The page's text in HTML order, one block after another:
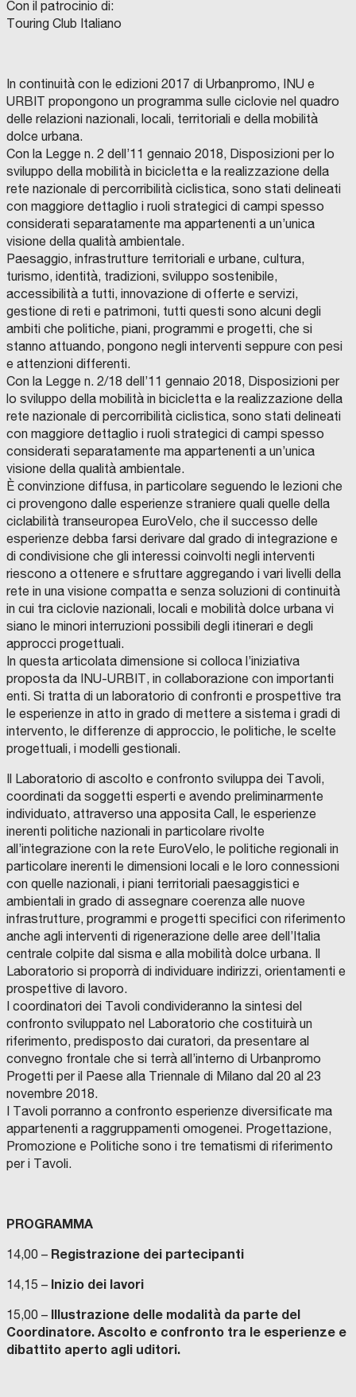
Con il patrocinio di:
Touring Club Italiano
In continuità con le edizioni 2017 di Urbanpromo, INU e
URBIT propongono un programma sulle ciclovie nel quadro
delle relazioni nazionali, locali, territoriali e della mobilità
dolce urbana.
Con la Legge n. 2 dell’11 gennaio 2018, Disposizioni per lo
sviluppo della mobilità in bicicletta e la realizzazione della
rete nazionale di percorribilità ciclistica, sono stati delineati
con maggiore dettaglio i ruoli strategici di campi spesso
considerati separatamente ma appartenenti a un’unica
visione della qualità ambientale.
Paesaggio, infrastrutture territoriali e urbane, cultura,
turismo, identità, tradizioni, sviluppo sostenibile,
accessibilità a tutti, innovazione di offerte e servizi,
gestione di reti e patrimoni, tutti questi sono alcuni degli
ambiti che politiche, piani, programmi e progetti, che si
stanno attuando, pongono negli interventi seppure con pesi
e attenzioni differenti.
Con la Legge n. 2/18 dell’11 gennaio 2018, Disposizioni per
lo sviluppo della mobilità in bicicletta e la realizzazione della
rete nazionale di percorribilità ciclistica, sono stati delineati
con maggiore dettaglio i ruoli strategici di campi spesso
considerati separatamente ma appartenenti a un’unica
visione della qualità ambientale.
È convinzione diffusa, in particolare seguendo le lezioni che
ci provengono dalle esperienze straniere quali quelle della
ciclabilità transeuropea EuroVelo, che il successo delle
esperienze debba farsi derivare dal grado di integrazione e
di condivisione che gli interessi coinvolti negli interventi
riescono a ottenere e sfruttare aggregando i vari livelli della
rete in una visione compatta e senza soluzioni di continuità
in cui tra ciclovie nazionali, locali e mobilità dolce urbana vi
siano le minori interruzioni possibili degli itinerari e degli
approcci progettuali.
In questa articolata dimensione si colloca l’iniziativa
proposta da INU-URBIT, in collaborazione con importanti
enti. Si tratta di un laboratorio di confronti e prospettive tra
le esperienze in atto in grado di mettere a sistema i gradi di
intervento, le differenze di approccio, le politiche, le scelte
progettuali, i modelli gestionali.
Il Laboratorio di ascolto e confronto sviluppa dei Tavoli,
coordinati da soggetti esperti e avendo preliminarmente
individuato, attraverso una apposita Call, le esperienze
inerenti politiche nazionali in particolare rivolte
all’integrazione con la rete EuroVelo, le politiche regionali in
particolare inerenti le dimensioni locali e le loro connessioni
con quelle nazionali, i piani territoriali paesaggistici e
ambientali in grado di assegnare coerenza alle nuove
infrastrutture, programmi e progetti specifici con riferimento
anche agli interventi di rigenerazione delle aree dell’Italia
centrale colpite dal sisma e alla mobilità dolce urbana. Il
Laboratorio si proporrà di individuare indirizzi, orientamenti e
prospettive di lavoro.
I coordinatori dei Tavoli condivideranno la sintesi del
confronto sviluppato nel Laboratorio che costituirà un
riferimento, predisposto dai curatori, da presentare al
convegno frontale che si terrà all’interno di Urbanpromo
Progetti per il Paese alla Triennale di Milano dal 20 al 23
novembre 2018.
I Tavoli porranno a confronto esperienze diversificate ma
appartenenti a raggruppamenti omogenei. Progettazione,
Promozione e Politiche sono i tre tematismi di riferimento
per i Tavoli.
PROGRAMMA
14,00 – Registrazione dei partecipanti
14,15 – Inizio dei lavori
15,00 – Illustrazione delle modalità da parte del
Coordinatore. Ascolto e confronto tra le esperienze e
dibattito aperto agli uditori.